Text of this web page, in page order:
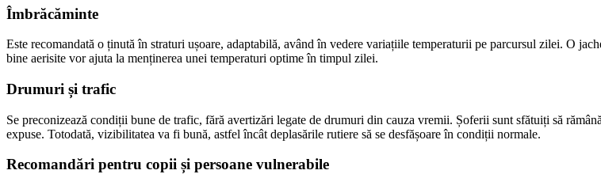
Îmbrăcăminte
Este recomandată o ținută în straturi ușoare, adaptabilă, având în vedere variațiile temperaturii pe parcursul zilei. O
bine aerisite vor ajuta la menținerea unei temperaturi optime în timpul zilei.
Drumuri și trafic
Se preconizează condiții bune de trafic, fără avertizări legate de drumuri din cauza vremii. Șoferii sunt sfătuiți să
expuse. Totodată, vizibilitatea va fi bună, astfel încât deplasările rutiere să se desfășoare în condiții normale.
Recomandări pentru copii și persoane vulnerabile